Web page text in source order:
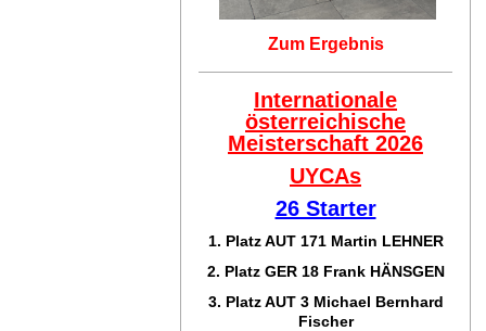
Zum Ergebnis
Internationale
österreichische
Meisterschaft 2026
UYCAs
26 Starter
1. Platz AUT 171 Martin LEHNER
2. Platz GER 18 Frank HÄNSGEN
3. Platz AUT 3 Michael Bernhard
Fischer